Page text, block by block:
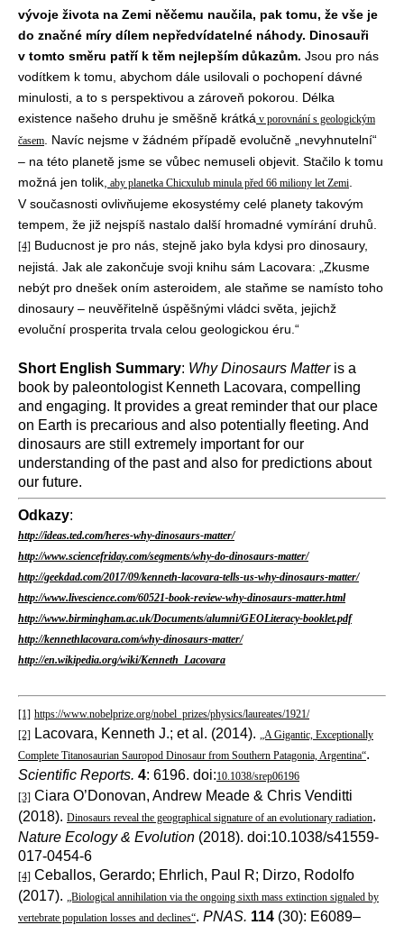
vývoje života na Zemi něčemu naučila, pak tomu, že vše je
do značné míry dílem nepředvídatelné náhody. Dinosauři
v tomto směru patří k těm nejlepším důkazům. Jsou pro nás
vodítkem k tomu, abychom dále usilovali o pochopení dávné
minulosti, a to s perspektivou a zároveň pokorou. Délka
existence našeho druhu je směšně krátká v porovnání s geologickým
časem . Navíc nejsme v žádném případě evolučně „nevyhnutelní“
– na této planetě jsme se vůbec nemuseli objevit. Stačilo k tomu
možná jen tolik, aby planetka Chicxulub minula před 66 miliony let Zemi
V současnosti ovlivňujeme ekosystémy celé planety takovým
tempem, že již nejspíš nastalo další hromadné vymírání druhů.
[4] Buducnost je pro nás, stejně jako byla kdysi pro dinosaury,
nejistá. Jak ale zakončuje svoji knihu sám Lacovara: „Zkusme
nebýt pro dnešek oním asteroidem, ale staňme se namísto toho
dinosaury – neuvěřitelně úspěšnými vládci světa, jejichž
evoluční prosperita trvala celou geologickou éru.“
Short English Summary: Why Dinosaurs Matter is a
book by paleontologist Kenneth Lacovara, compelling
and engaging. It provides a great reminder that our place
on Earth is precarious and also potentially fleeting. And
dinosaurs are still extremely important for our
understanding of the past and also for predictions about
our future.
Odkazy:
http://ideas.ted.com/heres-why-dinosaurs-matter/
http://www.sciencefriday.com/segments/why-do-dinosaurs-matter/
http://geekdad.com/2017/09/kenneth-lacovara-tells-us-why-dinosaurs-matter/
http://www.livescience.com/60521-book-review-why-dinosaurs-matter.html
http://www.birmingham.ac.uk/Documents/alumni/GEOLiteracy-booklet.pdf
http://kennethlacovara.com/why-dinosaurs-matter/
http://en.wikipedia.org/wiki/Kenneth_Lacovara
[1] https://www.nobelprize.org/nobel_prizes/physics/laureates/1921/
[2] Lacovara, Kenneth J.; et al. (2014). „A Gigantic, Exceptionally
Complete Titanosaurian Sauropod Dinosaur from Southern Patagonia, Argentina“.
Scientific Reports. 4: 6196. doi:10.1038/srep06196
[3] Ciara O’Donovan, Andrew Meade & Chris Venditti
(2018). Dinosaurs reveal the geographical signature of an evolutionary radiation.
Nature Ecology & Evolution (2018). doi:10.1038/s41559-
017-0454-6
[4] Ceballos, Gerardo; Ehrlich, Paul R; Dirzo, Rodolfo
(2017). „Biological annihilation via the ongoing sixth mass extinction signaled by
vertebrate population losses and declines“. PNAS. 114 (30): E6089–